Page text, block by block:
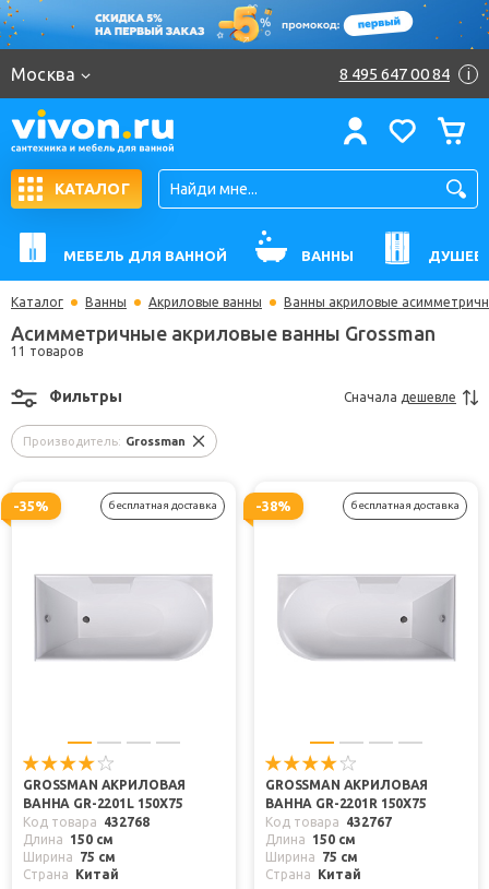
Москва 8 495 647 00 84 i
КАТАЛОГ
МЕБЕЛЬ ДЛЯ ВАННОЙ ВАННЫ
Каталог Ванны Акриловые ванны Ванны акриловые
Асимметричные акриловые ванны Grossman
11 товаров
Производитель: Grossman
Фильтры Сначала дешевле
-35% бесплатная доставка
GROSSMAN АКРИЛОВАЯ
ВАННА GR-2201L 150X75
Код товара
432768
Длина
150 см
Ширина
75 см
Страна
Китай
-38% бесплатная доставка
GROSSMAN АКРИЛОВАЯ
ВАННА GR-2201R 150X75
Код товара
432767
Длина
150 см
Ширина
75 см
Страна
Китай